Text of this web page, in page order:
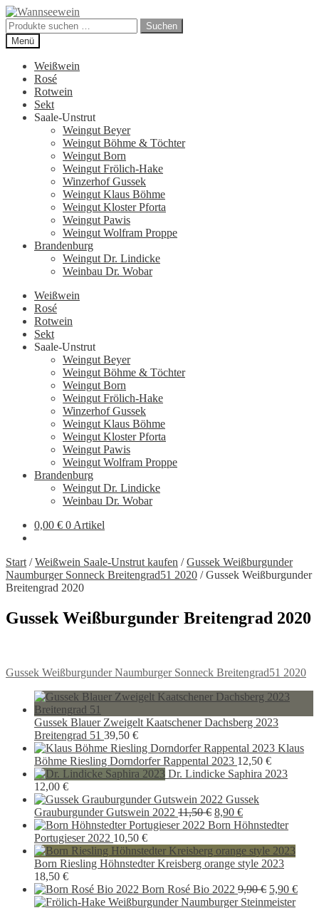
Zur
Navigation
springen
Zum
Inhalt
springen
Suchen
nach:
Suchen
Menü
Weißwein
Rosé
Rotwein
Sekt
Saale-Unstrut
Weingut Beyer
Weingut Böhme & Töchter
Weingut Born
Weingut Frölich-Hake
Winzerhof Gussek
Weingut Klaus Böhme
Weingut Kloster Pforta
Weingut Pawis
Weingut Wolfram Proppe
Brandenburg
Weingut Dr. Lindicke
Weinbau Dr. Wobar
Weißwein
Rosé
Rotwein
Sekt
Saale-Unstrut
Weingut Beyer
Weingut Böhme & Töchter
Weingut Born
Weingut Frölich-Hake
Winzerhof Gussek
Weingut Klaus Böhme
Weingut Kloster Pforta
Weingut Pawis
Weingut Wolfram Proppe
Brandenburg
Weingut Dr. Lindicke
Weinbau Dr. Wobar
0,00 € 0 Artikel
Start /Weißwein Saale-Unstrut kaufen /Gussek Weißburgunder
Naumburger Sonneck Breitengrad51 2020 /Gussek Weißburgunder
Breitengrad 2020
Gussek Weißburgunder Breitengrad 2020
Beitragsnavigation
Vorheriger
Gussek Weißburgunder Naumburger Sonneck Breitengrad51 2020
Gussek Blauer Zweigelt Kaatschener Dachsberg 2023
Breitengrad 51 39,50 €
Klaus
Böhme Riesling Dorndorfer Rappental 2023 12,50 €
Dr. Lindicke Saphira 2023
12,00 €
Gussek
Grauburgunder Gutswein 2022 11,50€ Ursprünglicher
Preis
11,50 €
8,90 €Aktueller
Preis
8,90 €.
Born Höhnstedter
Portugieser 2022 10,50 €
Born Riesling Höhnstedter Kreisberg orange style 2023
18,50 €
Born Rosé Bio 2022 9,90€
Preis
5,90 €